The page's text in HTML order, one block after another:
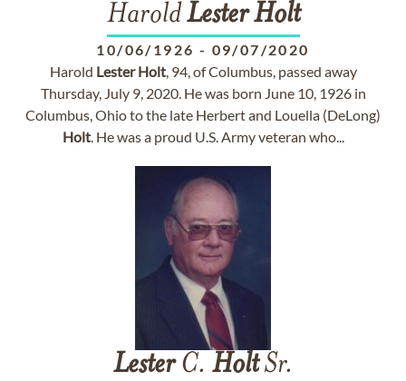
HaroldLester Holt
10/06/1926 - 09/07/2020
Harold Lester Holt, 94, of Columbus, passed away
Thursday, July 9, 2020. He was born June 10, 1926 in
Columbus, Ohio to the late Herbert and Louella (DeLong)
Holt. He was a proud U.S. Army veteran who...
LesterC. HoltSr.